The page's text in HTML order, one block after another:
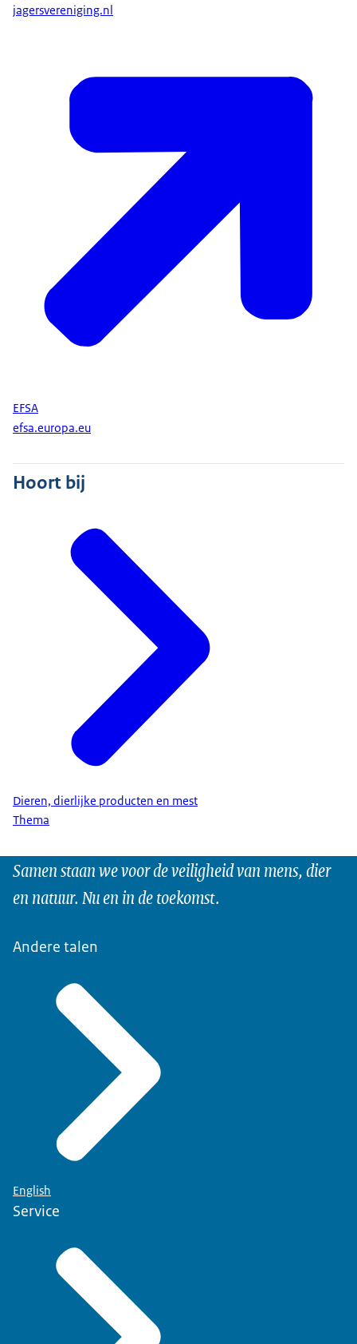
jagersvereniging.nl
EFSA
efsa.europa.eu
Hoort bij
Dieren, dierlijke producten en mest
Thema
Samen staan we voor de veiligheid van mens, dier
en natuur. Nu en in de toekomst.
Andere talen
English
Service